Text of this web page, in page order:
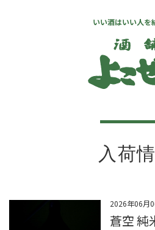
いい酒はいい人を
入荷
2026年06月
蒼空 純
日本酒リスト焼酎・リキュールリストワインリスト